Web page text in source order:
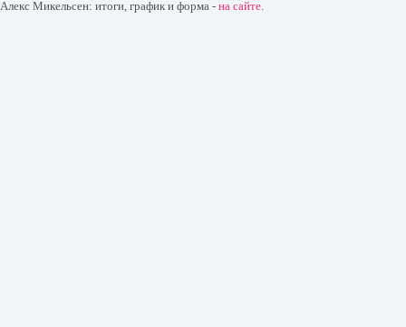
Алекс Микельсен: итоги, график и форма - на сайте.